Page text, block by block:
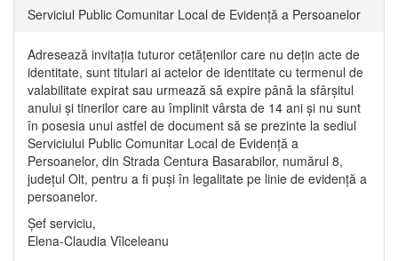
Serviciul Public Comunitar Local de Evidență a Persoanelor
Adresează invitația tuturor cetățenilor care nu dețin acte de
identitate, sunt titulari ai actelor de identitate cu termenul de
valabilitate expirat sau urmează să expire până la sfârșitul
anului și tinerilor care au împlinit vârsta de 14 ani și nu sunt
în posesia unui astfel de document să se prezinte la sediul
Serviciului Public Comunitar Local de Evidență a
Persoanelor, din Strada Centura Basarabilor, numărul 8,
județul Olt, pentru a fi puși în legalitate pe linie de evidență a
persoanelor.
Șef serviciu,
Elena-Claudia Vîlceleanu